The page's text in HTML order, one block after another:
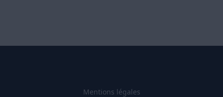
Mentions légales